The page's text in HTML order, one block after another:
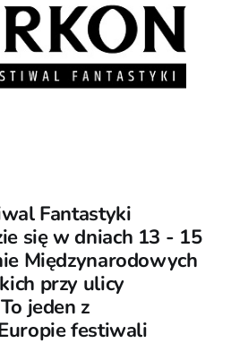
Fantastyki
się w dniach 13 - 15
Międzynarodowych
przy ulicy
jeden z
festiwali